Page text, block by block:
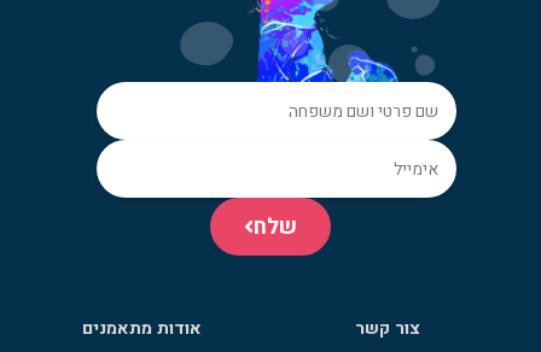
שלח
צור קשר
אודות מתאמנים